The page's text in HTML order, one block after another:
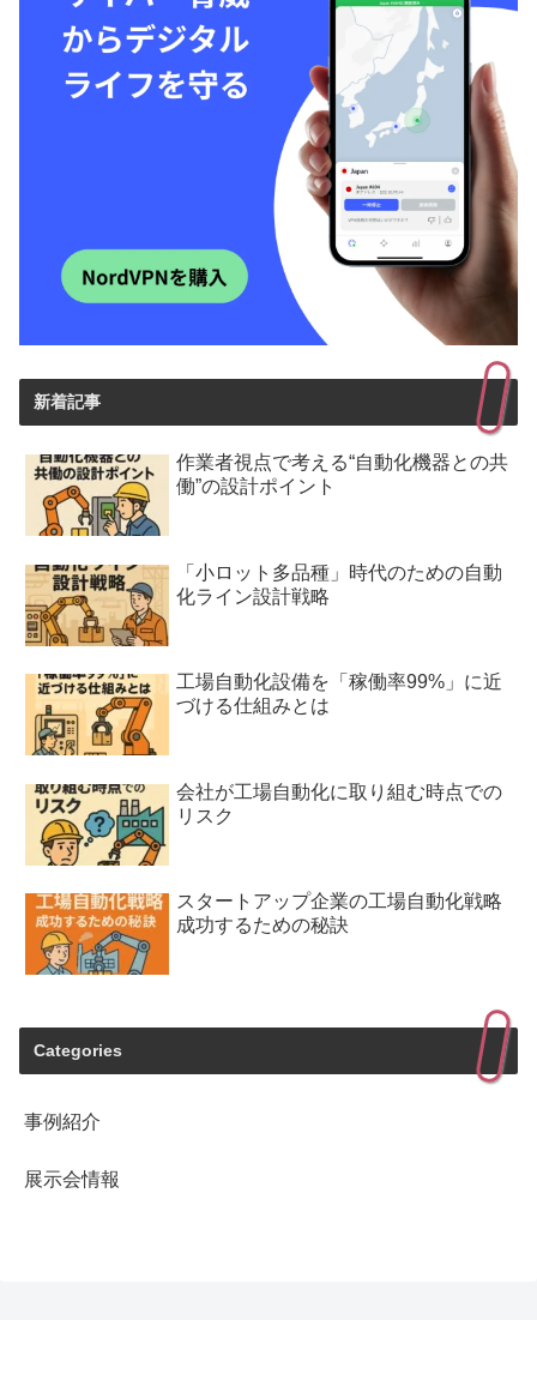
新着記事
作業者視点で考える“自動化機器との共
働”の設計ポイント
「小ロット多品種」時代のための自動
化ライン設計戦略
工場自動化設備を「稼働率99%」に近
づける仕組みとは
会社が工場自動化に取り組む時点での
リスク
スタートアップ企業の工場自動化戦略
成功するための秘訣
Categories
事例紹介
展示会情報